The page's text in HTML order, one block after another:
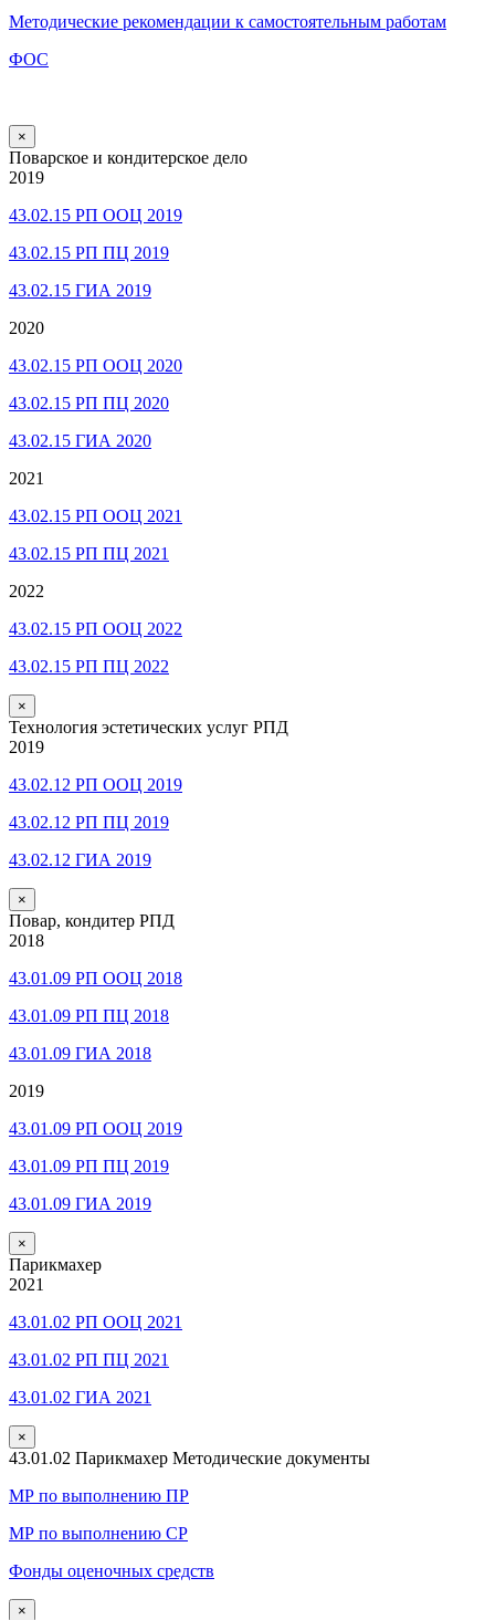
Методические рекомендации к самостоятельным работам
ФОС
×
Поварское и кондитерское дело
2019
43.02.15 РП ООЦ 2019
43.02.15 РП ПЦ 2019
43.02.15 ГИА 2019
2020
43.02.15 РП ООЦ 2020
43.02.15 РП ПЦ 2020
43.02.15 ГИА 2020
2021
43.02.15 РП ООЦ 2021
43.02.15 РП ПЦ 2021
2022
43.02.15 РП ООЦ 2022
43.02.15 РП ПЦ 2022
×
Технология эстетических услуг РПД
2019
43.02.12 РП ООЦ 2019
43.02.12 РП ПЦ 2019
43.02.12 ГИА 2019
×
Повар, кондитер РПД
2018
43.01.09 РП ООЦ 2018
43.01.09 РП ПЦ 2018
43.01.09 ГИА 2018
2019
43.01.09 РП ООЦ 2019
43.01.09 РП ПЦ 2019
43.01.09 ГИА 2019
×
Парикмахер
2021
43.01.02 РП ООЦ 2021
43.01.02 РП ПЦ 2021
43.01.02 ГИА 2021
×
43.01.02 Парикмахер Методические документы
МР по выполнению ПР
МР по выполнению СР
Фонды оценочных средств
×